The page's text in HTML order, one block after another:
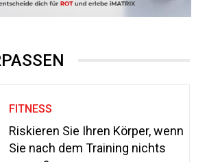
FITNESS
Riskieren Sie Ihren Körper, wenn
Sie nach dem Training nichts